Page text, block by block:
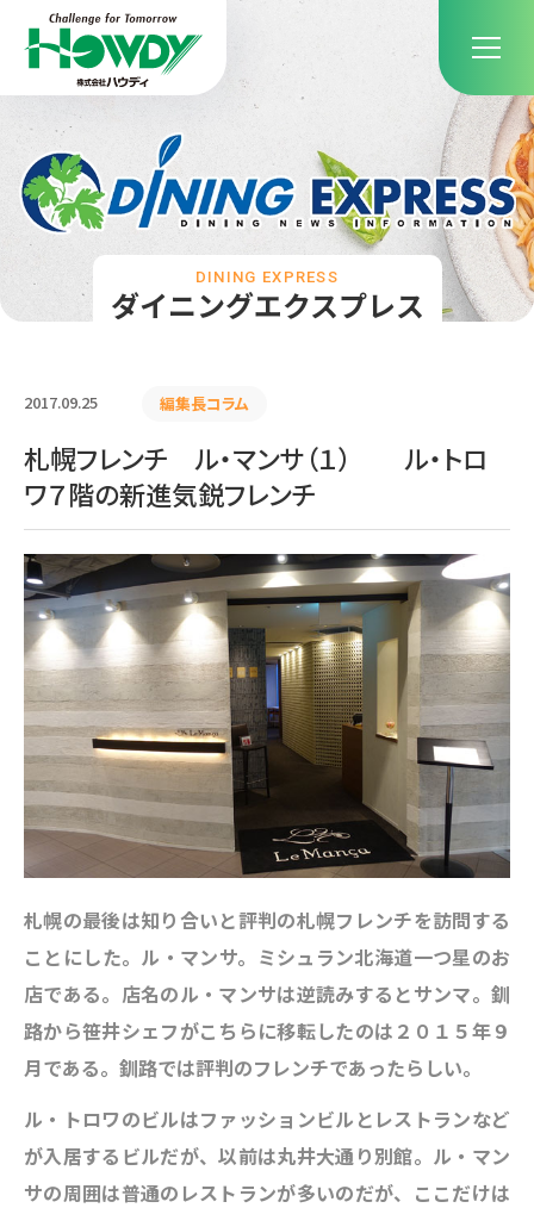
ダイニングエクスプレス
DINING EXPRESS
2017.09.25 編集長コラム
札幌フレンチ ル・マンサ（１） ル・トロ
ワ７階の新進気鋭フレンチ
札幌の最後は知り合いと評判の札幌フレンチを訪問する
ことにした。ル・マンサ。ミシュラン北海道一つ星のお
店である。店名のル・マンサは逆読みするとサンマ。釧
路から笹井シェフがこちらに移転したのは２０１５年９
月である。釧路では評判のフレンチであったらしい。
ル・トロワのビルはファッションビルとレストランなど
が入居するビルだが、以前は丸井大通り別館。ル・マン
サの周囲は普通のレストランが多いのだが、ここだけは